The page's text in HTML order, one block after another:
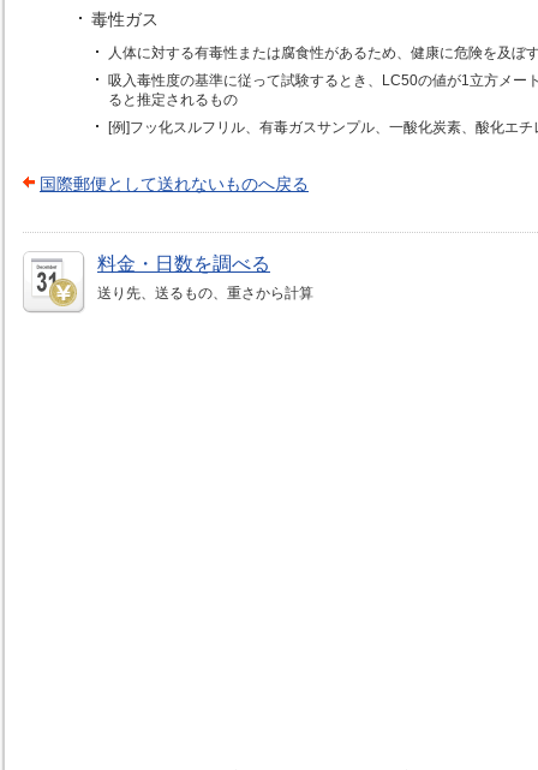
毒性ガス
人体に対する有毒性または腐食性があるため、健康に危険を及ぼ
吸入毒性度の基準に従って試験するとき、LC50の値が1立方メ
ると推定されるもの
[例]フッ化スルフリル、有毒ガスサンプル、一酸化炭素、酸化エ
国際郵便として送れないものへ戻る
料金・日数を調べる
送り先、送るもの、重さから計算